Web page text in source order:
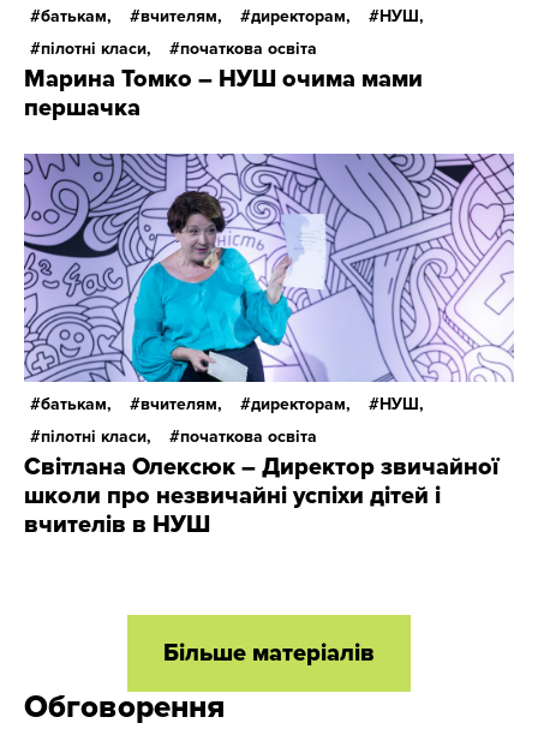
батькам, вчителям, директорам,
НУШ,
пілотні класи,
початкова освіта
Марина Томко – НУШ очима мами
першачка
батькам, вчителям, директорам,
НУШ,
пілотні класи,
початкова освіта
Світлана Олексюк – Директор звичайної
школи про незвичайні успіхи дітей і
вчителів в НУШ
Більше матеріалів
Обговорення